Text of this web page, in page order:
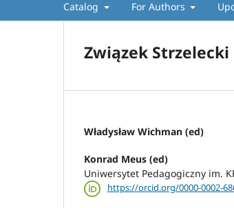
Catalog For Authors
Związek Strzelecki
Władysław Wichman (ed)
Konrad Meus (ed)
Uniwersytet Pedagogiczny im.
https://orcid.org/0000-0002-